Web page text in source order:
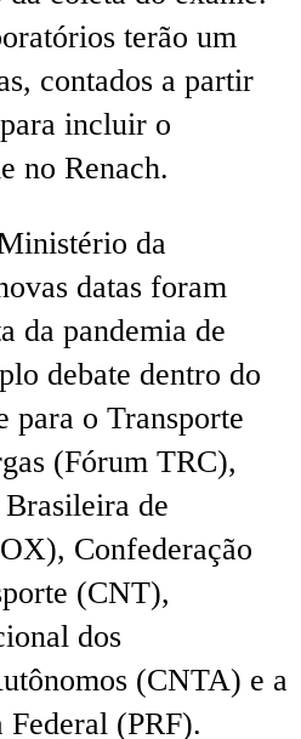
terão um
contados a partir
incluir o
no Renach.
da
datas foram
da pandemia de
debate dentro do
para o Transporte
(Fórum TRC),
de
Confederação
(CNT),
dos
(CNTA) e a
(PRF).